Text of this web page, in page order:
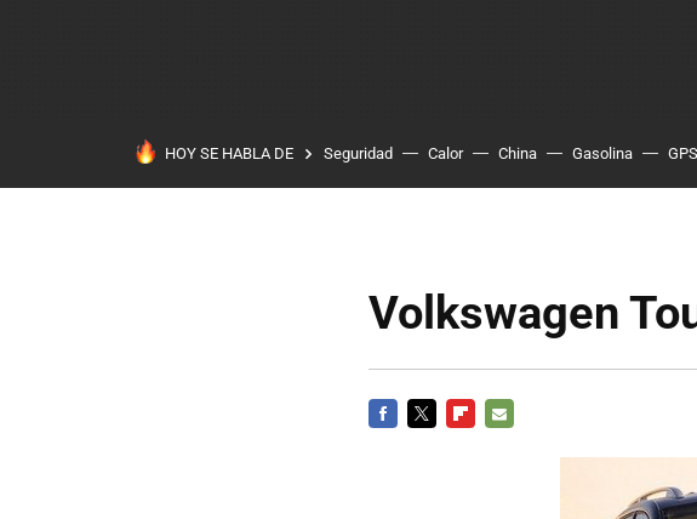
HOY SE HABLA DE Seguridad Calor China Gasolina GPS
Volkswagen